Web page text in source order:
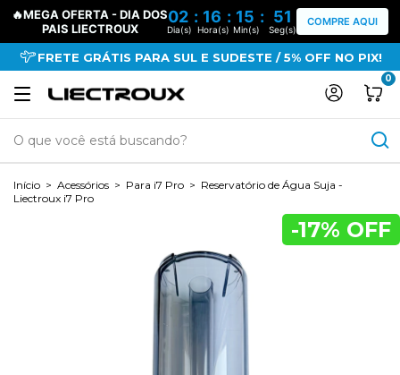
🔥MEGA OFERTA - DIA DOS
PAIS LIECTROUX
02 : 16 : 15 : 50
Dia(s) Hora(s) Min(s) Seg(s)
COMPRE AQUI
FRETE GRÁTIS PARA SUL E SUDESTE / 5% OFF NO PIX!
0
Início > Acessórios > Para i7 Pro > Reservatório de Água Suja -
Liectroux i7 Pro
-17% OFF